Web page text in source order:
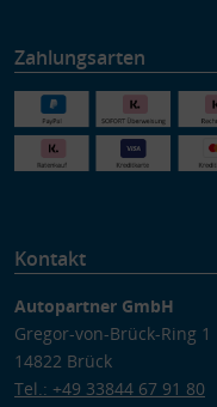
Zahlungsarten
Kontakt
Autopartner GmbH
Gregor-von-Brück-Ring 1
14822 Brück
Tel.: +49 33844 67 91 80